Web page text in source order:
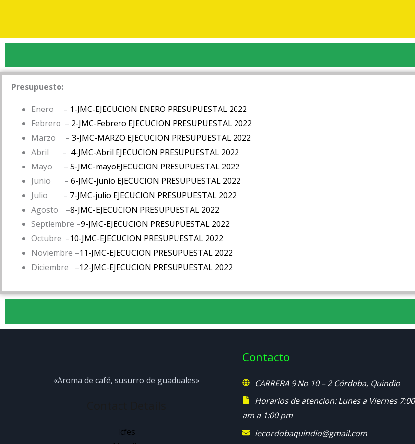
Presupuesto:
Enero – 1-JMC-EJECUCION ENERO PRESUPUESTAL 2022
Febrero – 2-JMC-Febrero EJECUCION PRESUPUESTAL 2022
Marzo – 3-JMC-MARZO EJECUCION PRESUPUESTAL 2022
Abril – 4-JMC-Abril EJECUCION PRESUPUESTAL 2022
Mayo – 5-JMC-mayoEJECUCION PRESUPUESTAL 2022
Junio – 6-JMC-junio EJECUCION PRESUPUESTAL 2022
Julio – 7-JMC-julio EJECUCION PRESUPUESTAL 2022
Agosto –8-JMC-EJECUCION PRESUPUESTAL 2022
Septiembre –9-JMC-EJECUCION PRESUPUESTAL 2022
Octubre –10-JMC-EJECUCION PRESUPUESTAL 2022
Noviembre –11-JMC-EJECUCION PRESUPUESTAL 2022
Diciembre –12-JMC-EJECUCION PRESUPUESTAL 2022
«Aroma de café, susurro de guaduales»
Icfes
Contacto
CARRERA 9 No 10 – 2 Córdoba, Quindio
Horarios de atencion: Lunes a Viernes 7:00
am a 1:00 pm
iecordobaquindio@gmail.com